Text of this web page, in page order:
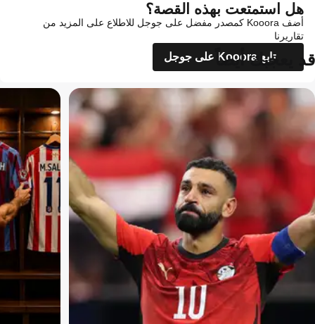
هل استمتعت بهذه القصة؟
أضف Kooora كمصدر مفضل على جوجل للاطلاع على المزيد من
تقاريرنا
تابع Kooora على جوجل
قد يعجبك أيضاً